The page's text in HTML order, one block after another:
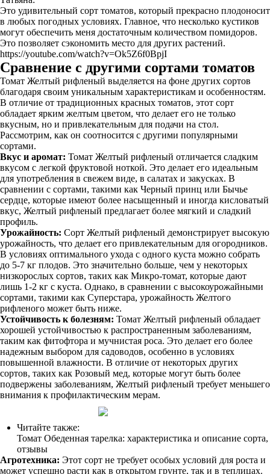
Это удивительный сорт томатов, который прекрасно плодоносит
в любых погодных условиях. Главное, что несколько кустиков
могут обеспечить меня достаточным количеством помидоров.
Это позволяет сэкономить место для других растений.
https://youtube.com/watch?v=Ok5Z6f0BpjI
Сравнение с другими сортами томатов
Томат Желтый рифленый выделяется на фоне других сортов
благодаря своим уникальным характеристикам и особенностям.
В отличие от традиционных красных томатов, этот сорт
обладает ярким желтым цветом, что делает его не только
вкусным, но и привлекательным для подачи на стол.
Рассмотрим, как он соотносится с другими популярными
сортами.
Вкус и аромат: Томат Желтый рифленый отличается сладким
вкусом с легкой фруктовой ноткой. Это делает его идеальным
для употребления в свежем виде, в салатах и закусках. В
сравнении с сортами, такими как Черный принц или Бычье
сердце, которые имеют более насыщенный и иногда кисловатый
вкус, Желтый рифленый предлагает более мягкий и сладкий
профиль.
Урожайность: Сорт Желтый рифленый демонстрирует высокую
урожайность, что делает его привлекательным для огородников.
В условиях оптимального ухода с одного куста можно собрать
до 5-7 кг плодов. Это значительно больше, чем у некоторых
низкорослых сортов, таких как Микро-томат, которые дают
лишь 1-2 кг с куста. Однако, в сравнении с высокоурожайными
сортами, такими как Суперстара, урожайность Желтого
рифленого может быть ниже.
Устойчивость к болезням: Томат Желтый рифленый обладает
хорошей устойчивостью к распространенным заболеваниям,
таким как фитофтора и мучнистая роса. Это делает его более
надежным выбором для садоводов, особенно в условиях
повышенной влажности. В отличие от некоторых других
сортов, таких как Розовый мед, которые могут быть более
подвержены заболеваниям, Желтый рифленый требует меньшего
внимания к профилактическим мерам.
Читайте также:
Томат Обеденная тарелка: характеристика и описание сорта,
отзывы
Агротехника: Этот сорт не требует особых условий для роста и
может успешно расти как в открытом грунте, так и в теплицах.